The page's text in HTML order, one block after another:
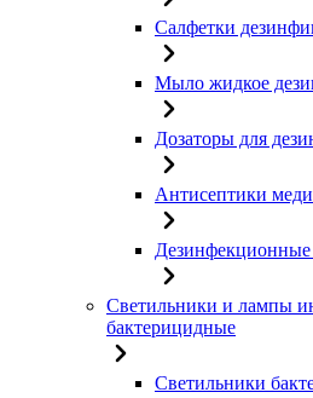
Салфетки
Мыло жидкое
Дозаторы для
Антисептики
Дезинфекционные
Светильники и лампы
бактерицидные
Светильники